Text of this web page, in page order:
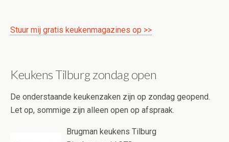
Stuur mij gratis keukenmagazines op >>
Keukens Tilburg zondag open
De onderstaande keukenzaken zijn op zondag geopend.
Let op, sommige zijn alleen open op afspraak.
Brugman keukens Tilburg